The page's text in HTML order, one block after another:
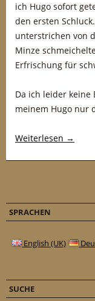
ich Hugo sofort
den ersten
unterstrichen von
Minze
Erfrischung für
Da ich leider keine
meinem Hugo nur
Weiterlesen →
SPRACHEN
English (UK)
SUCHE